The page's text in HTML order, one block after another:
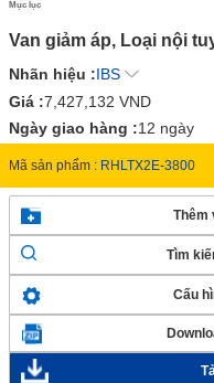
Mục lục
Van giảm áp, Loại nội
Nhãn hiệu :IBS
Giá :7,427,132 VND
Ngày giao hàng :12 ngày
Mã sản phẩm : RHLTX2E-3800
Thêm
Tìm
Cấu